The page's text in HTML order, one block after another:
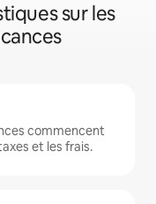
sur les
commencent
et les frais.